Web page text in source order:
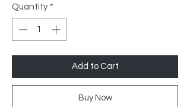
Quantity *
Add to Cart
Buy Now